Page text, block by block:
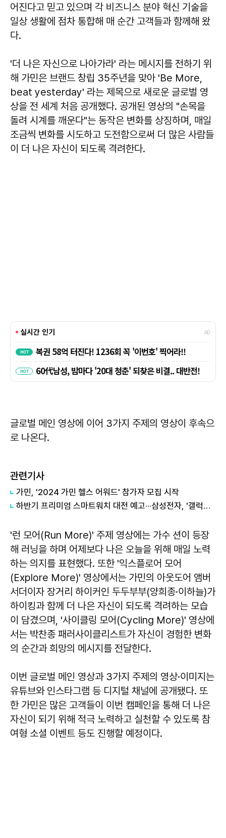
어진다고 믿고 있으며 각 비즈니스 분야 혁신 기술을
일상 생활에 점차 통합해 매 순간 고객들과 함께해 왔
다.
'더 나은 자신으로 나아가라' 라는 메시지를 전하기 위
해 가민은 브랜드 창립 35주년을 맞아 'Be More,
beat yesterday' 라는 제목으로 새로운 글로벌 영
상을 전 세계 처음 공개했다. 공개된 영상의 "손목을
돌려 시계를 깨운다"는 동작은 변화를 상징하며, 매일
조금씩 변화를 시도하고 도전함으로써 더 많은 사람들
이 더 나은 자신이 되도록 격려한다.
글로벌 메인 영상에 이어 3가지 주제의 영상이 후속으
로 나온다.
관련기사
가민, '2024 가민 헬스 어워드' 참가자 모집 시작
하반기 프리미엄 스마트워치 대전 예고···삼성전자, '갤럭시워치7 울트라'로 도전장
'런 모어(Run More)' 주제 영상에는 가수 션이 등장
해 러닝을 하며 어제보다 나은 오늘을 위해 매일 노력
하는 의지를 표현했다. 또한 '익스플로어 모어
(Explore More)' 영상에서는 가민의 아웃도어 앰버
서더이자 장거리 하이커인 두두부부(양희종·이하늘)가
하이킹과 함께 더 나은 자신이 되도록 격려하는 모습
이 담겼으며, '사이클링 모어(Cycling More)' 영상에
서는 박찬종 패러사이클리스트가 자신이 경험한 변화
의 순간과 희망의 메시지를 전달한다.
이번 글로벌 메인 영상과 3가지 주제의 영상·이미지는
유튜브와 인스타그램 등 디지털 채널에 공개됐다. 또
한 가민은 많은 고객들이 이번 캠페인을 통해 더 나은
자신이 되기 위해 적극 노력하고 실천할 수 있도록 참
여형 소셜 이벤트 등도 진행할 예정이다.